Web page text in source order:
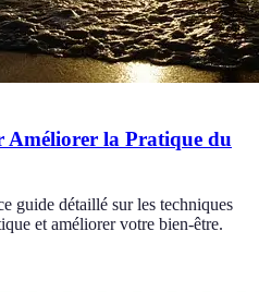
Améliorer la Pratique du
guide détaillé sur les techniques
et améliorer votre bien-être.